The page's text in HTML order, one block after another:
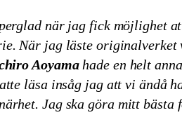
när jag fick möjlighet
När jag läste
Aoyamahade en helt
läsa insåg jag att vi ändå
Jag ska göra mitt